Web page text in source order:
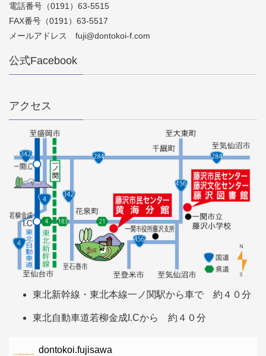
電話番号（0191）63-5515
FAX番号（0191）63-5517
メールアドレス fuji@dontokoi-f.com
公式Facebook
アクセス
東北新幹線・東北本線一ノ関駅から車で 約４０分
東北自動車道若柳金成I.Cから 約４０分
dontokoi.fujisawa